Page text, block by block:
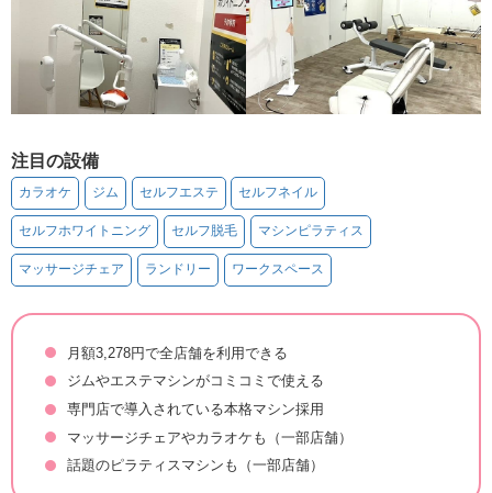
注目の設備
カラオケ ジム セルフエステ セルフネイル
セルフホワイトニング セルフ脱毛 マシンピラティス
マッサージチェア ランドリー ワークスペース
月額3,278円で全店舗を利用できる
ジムやエステマシンがコミコミで使える
専門店で導入されている本格マシン採用
マッサージチェアやカラオケも（一部店舗）
話題のピラティスマシンも（一部店舗）